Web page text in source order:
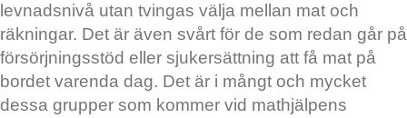
levnadsnivå utan tvingas välja mellan mat och
räkningar. Det är även svårt för de som redan går på
försörjningsstöd eller sjukersättning att få mat på
bordet varenda dag. Det är i mångt och mycket
dessa grupper som kommer vid mathjälpens